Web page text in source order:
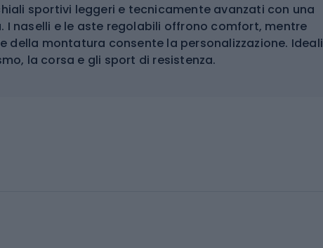
sportivi leggeri e tecnicamente avanzati con una
I naselli e le aste regolabili offrono comfort, mentre
della montatura consente la personalizzazione. Ideali
la corsa e gli sport di resistenza.